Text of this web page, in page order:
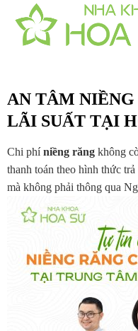
Chuyển
AN TÂM NIỀNG
LÃI SUẤT TẠI
Chi phíniềng răngkhông
thanh toán theo hình thức
mà không phải thông qua